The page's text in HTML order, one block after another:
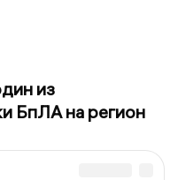
из
БпЛА на регион